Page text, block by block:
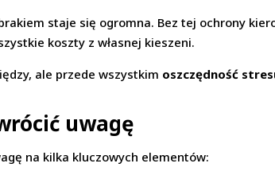
staje się ogromna. Bez tej ochrony
koszty z własnej kieszeni.
ale przede wszystkim oszczędność
uwagę
na kilka kluczowych elementów: